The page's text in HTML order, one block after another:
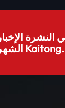
النشرة
الشهرية Kaitong.